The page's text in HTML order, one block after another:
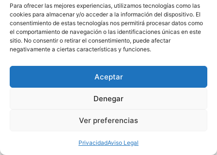
Para ofrecer las mejores experiencias, utilizamos tecnologías como las
cookies para almacenar y/o acceder a la información del dispositivo. El
consentimiento de estas tecnologías nos permitirá procesar datos como
el comportamiento de navegación o las identificaciones únicas en este
sitio. No consentir o retirar el consentimiento, puede afectar
negativamente a ciertas características y funciones.
Aceptar
Denegar
Ver preferencias
PrivacidadAviso Legal
El domingo 20 de marzo nos reunimos en el
Polideportivo Los Cantos para jugar contra el Alcorcón
Basket Club Amigos B. Nuestro equipo estaba formado
por Itziar, Raúl, Gonzalo Cañadas, Fede, David, Rubén y
Jaime, quienes dejaron ver en la cancha el gran
potencial que tenían y cómo el trabajo en equipo es un
Aviso LegalCookiesPrivacidad